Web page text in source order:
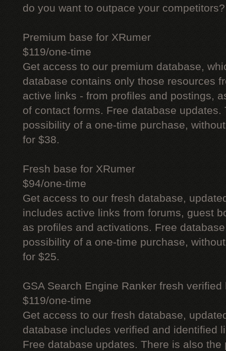
do you want to outpace your competitors?
Premium base for XRumer
$119/one-time
Get access to our premium database,
database contains only those resources
active links - from profiles and postings,
of contact forms. Free database updates.
possibility of a one-time purchase,
for $38.
Fresh base for XRumer
$94/one-time
Get access to our fresh database,
includes active links from forums, guest
as profiles and activations. Free
possibility of a one-time purchase,
for $25.
GSA Search Engine Ranker fresh verified
$119/one-time
Get access to our fresh database,
database includes verified and identified
Free database updates. There is also